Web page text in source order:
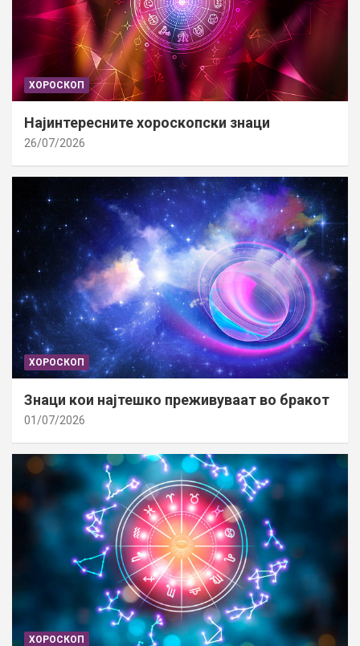
ХОРОСКОП
Најинтересните хороскопски знаци
26/07/2026
ХОРОСКОП
Знаци кои најтешко преживуваат во бракот
01/07/2026
ХОРОСКОП